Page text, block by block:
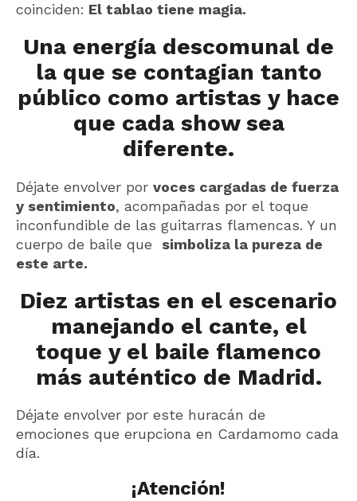
coinciden: El tablao tiene magia.
Una energía descomunal de
la que se contagian tanto
público como artistas y hace
que cada show sea
diferente.
Déjate envolver por voces cargadas de fuerza
y sentimiento, acompañadas por el toque
inconfundible de las guitarras flamencas. Y un
cuerpo de baile que simboliza la pureza de
este arte.
Diez artistas en el escenario
manejando el cante, el
toque y el baile flamenco
más auténtico de Madrid.
Déjate envolver por este huracán de
emociones que erupciona en Cardamomo cada
día.
¡Atención!